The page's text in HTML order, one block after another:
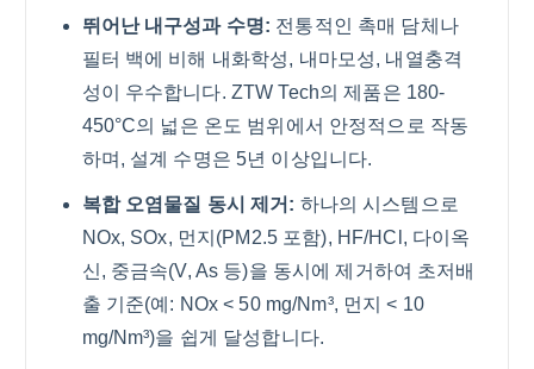
뛰어난 내구성과 수명: 전통적인 촉매 담체나
필터 백에 비해 내화학성, 내마모성, 내열충격
성이 우수합니다. ZTW Tech의 제품은 180-
450°C의 넓은 온도 범위에서 안정적으로 작동
하며, 설계 수명은 5년 이상입니다.
복합 오염물질 동시 제거: 하나의 시스템으로
NOx, SOx, 먼지(PM2.5 포함), HF/HCl, 다이옥
신, 중금속(V, As 등)을 동시에 제거하여 초저배
출 기준(예: NOx < 50 mg/Nm³, 먼지 < 10
mg/Nm³)을 쉽게 달성합니다.